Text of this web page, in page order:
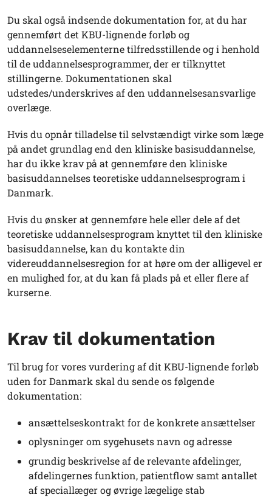
Du skal også indsende dokumentation for, at du har
gennemført det KBU-lignende forløb og
uddannelseselementerne tilfredsstillende og i henhold
til de uddannelsesprogrammer, der er tilknyttet
stillingerne. Dokumentationen skal
udstedes/underskrives af den uddannelsesansvarlige
overlæge.
Hvis du opnår tilladelse til selvstændigt virke som læge
på andet grundlag end den kliniske basisuddannelse,
har du ikke krav på at gennemføre den kliniske
basisuddannelses teoretiske uddannelsesprogram i
Danmark.
Hvis du ønsker at gennemføre hele eller dele af det
teoretiske uddannelsesprogram knyttet til den kliniske
basisuddannelse, kan du kontakte din
videreuddannelsesregion for at høre om der alligevel er
en mulighed for, at du kan få plads på et eller flere af
kurserne.
Krav til dokumentation
Til brug for vores vurdering af dit KBU-lignende forløb
uden for Danmark skal du sende os følgende
dokumentation:
ansættelseskontrakt for de konkrete ansættelser
oplysninger om sygehusets navn og adresse
grundig beskrivelse af de relevante afdelinger,
afdelingernes funktion, patientflow samt antallet
af speciallæger og øvrige lægelige stab